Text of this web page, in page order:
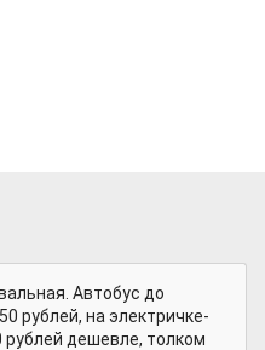
Автобус до
рублей, на электричке-
рублей дешевле, толком